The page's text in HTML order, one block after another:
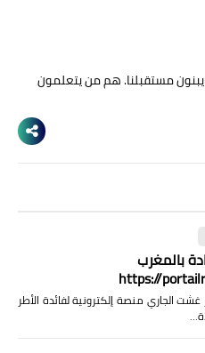
مستقبلنا. هم من يتعلمون
بالمغرب
https://
الجاري منصة إلكترونية لفائدة الأطر